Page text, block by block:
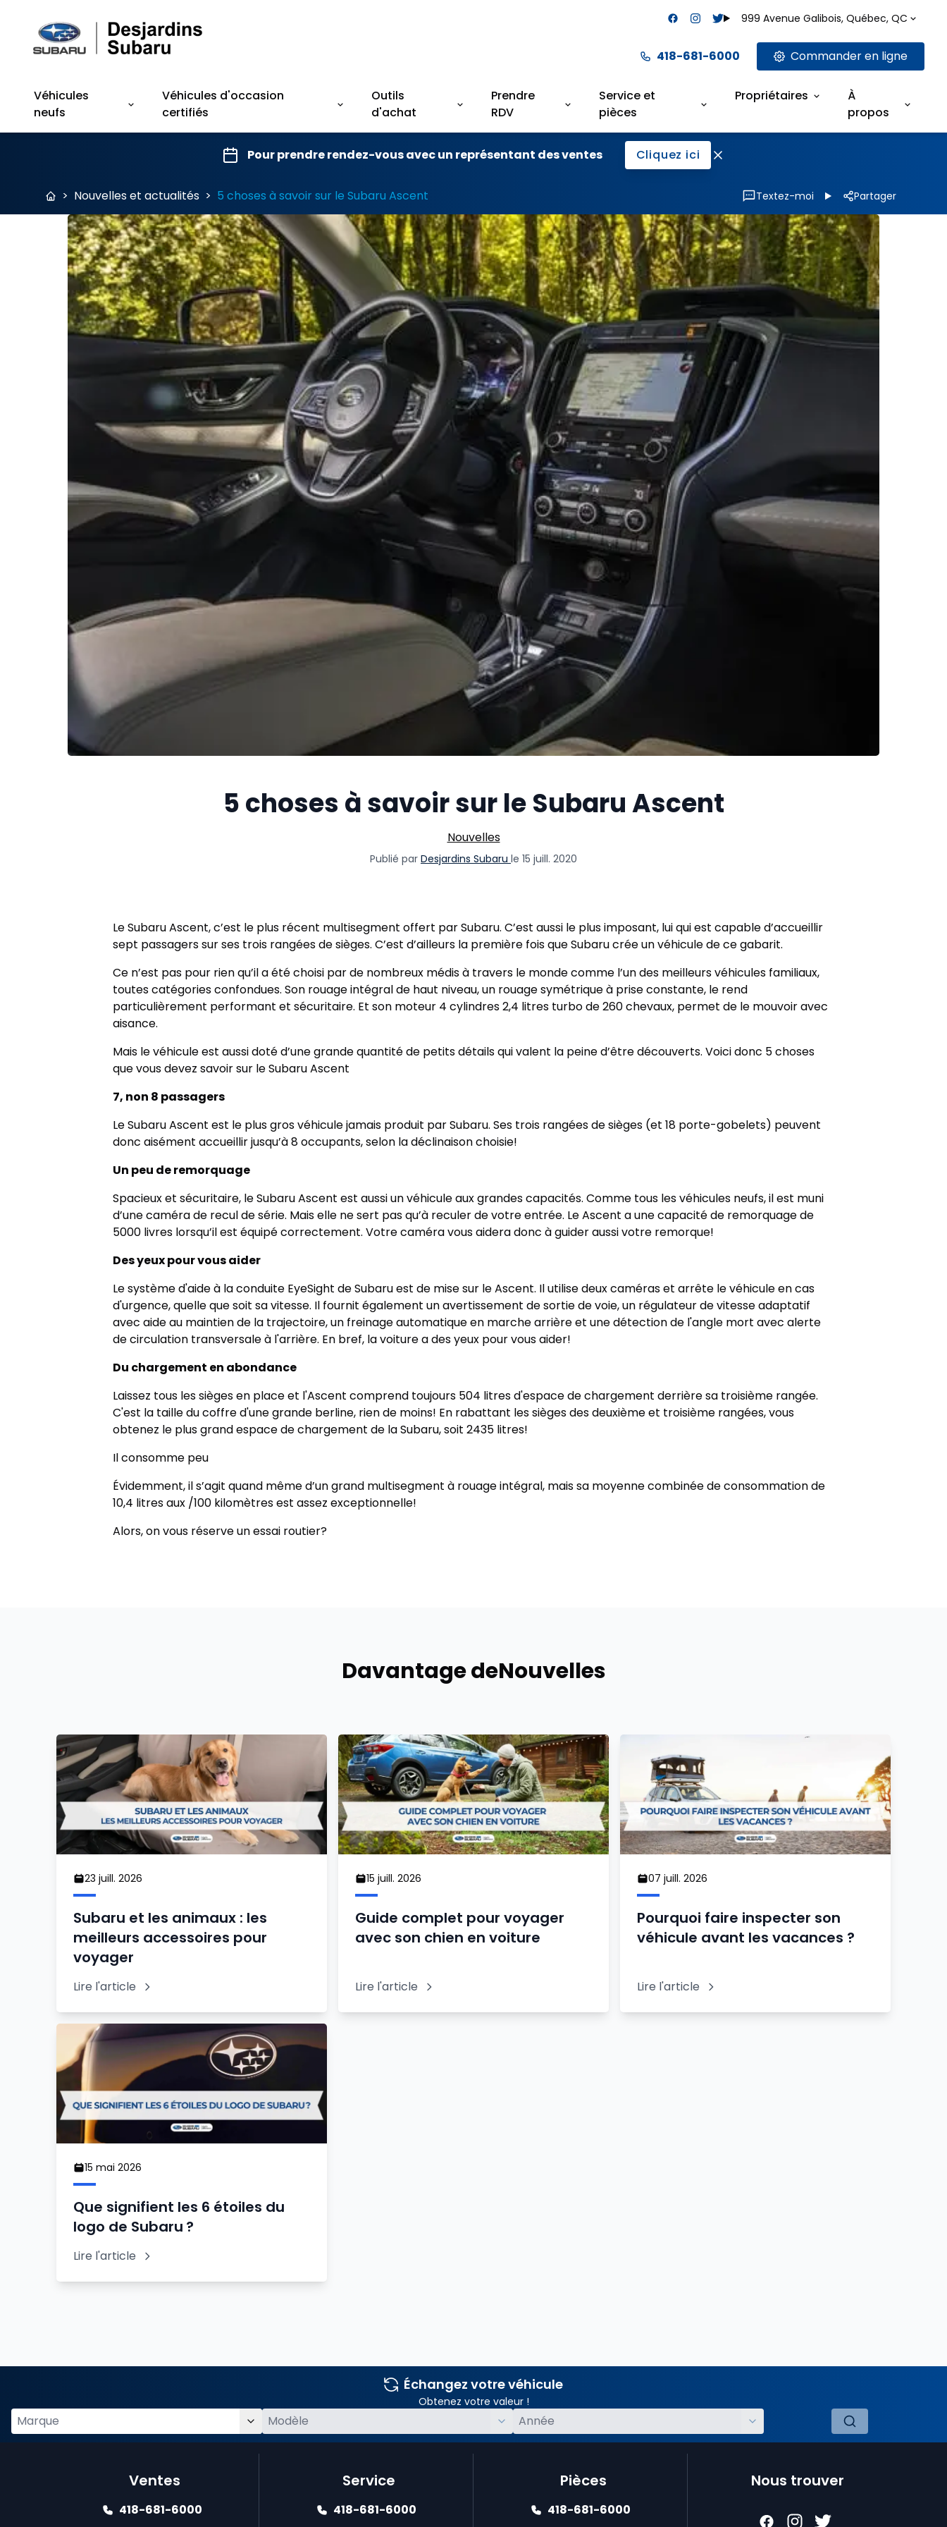
999 Avenue Galibois, Québec, QC
418-681-6000 Commander en ligne
Véhicules
neufs
Véhicules d'occasion
certifiés
Outils
d'achat
Prendre
RDV
Service et
pièces
Propriétaires
À
propos
Pour prendre rendez-vous avec un représentant des ventes Cliquez ici
> Nouvelles et actualités > 5 choses à savoir sur le Subaru Ascent Textez-moi Partager
5 choses à savoir sur le Subaru Ascent
Nouvelles
Publié par Desjardins Subaru le 15 juill. 2020
Le Subaru Ascent, c’est le plus récent multisegment offert par Subaru. C’est aussi le plus imposant, lui qui est capable d’accueillir
sept passagers sur ses trois rangées de sièges. C’est d’ailleurs la première fois que Subaru crée un véhicule de ce gabarit.
Ce n’est pas pour rien qu’il a été choisi par de nombreux médis à travers le monde comme l’un des meilleurs véhicules familiaux,
toutes catégories confondues. Son rouage intégral de haut niveau, un rouage symétrique à prise constante, le rend
particulièrement performant et sécuritaire. Et son moteur 4 cylindres 2,4 litres turbo de 260 chevaux, permet de le mouvoir avec
aisance.
Mais le véhicule est aussi doté d’une grande quantité de petits détails qui valent la peine d’être découverts. Voici donc 5 choses
que vous devez savoir sur le Subaru Ascent
7, non 8 passagers
Le Subaru Ascent est le plus gros véhicule jamais produit par Subaru. Ses trois rangées de sièges (et 18 porte-gobelets) peuvent
donc aisément accueillir jusqu’à 8 occupants, selon la déclinaison choisie!
Un peu de remorquage
Spacieux et sécuritaire, le Subaru Ascent est aussi un véhicule aux grandes capacités. Comme tous les véhicules neufs, il est muni
d’une caméra de recul de série. Mais elle ne sert pas qu’à reculer de votre entrée. Le Ascent a une capacité de remorquage de
5000 livres lorsqu’il est équipé correctement. Votre caméra vous aidera donc à guider aussi votre remorque!
Des yeux pour vous aider
Le système d'aide à la conduite EyeSight de Subaru est de mise sur le Ascent. Il utilise deux caméras et arrête le véhicule en cas
d'urgence, quelle que soit sa vitesse. Il fournit également un avertissement de sortie de voie, un régulateur de vitesse adaptatif
avec aide au maintien de la trajectoire, un freinage automatique en marche arrière et une détection de l'angle mort avec alerte
de circulation transversale à l'arrière. En bref, la voiture a des yeux pour vous aider!
Du chargement en abondance
Laissez tous les sièges en place et l'Ascent comprend toujours 504 litres d'espace de chargement derrière sa troisième rangée.
C'est la taille du coffre d'une grande berline, rien de moins! En rabattant les sièges des deuxième et troisième rangées, vous
obtenez le plus grand espace de chargement de la Subaru, soit 2435 litres!
Il consomme peu
Évidemment, il s’agit quand même d’un grand multisegment à rouage intégral, mais sa moyenne combinée de consommation de
10,4 litres aux /100 kilomètres est assez exceptionnelle!
Alors, on vous réserve un essai routier?
Davantage deNouvelles
23 juill. 2026
Subaru et les animaux : les
meilleurs accessoires pour
voyager
Lire l'article
15 juill. 2026
Guide complet pour voyager
avec son chien en voiture
Lire l'article
07 juill. 2026
Pourquoi faire inspecter son
véhicule avant les vacances ?
Lire l'article
15 mai 2026
Que signifient les 6 étoiles du
logo de Subaru ?
Lire l'article
Échangez votre véhicule
Obtenez votre valeur !
Ventes
418-681-6000
Service
418-681-6000
Pièces
418-681-6000
Nous trouver